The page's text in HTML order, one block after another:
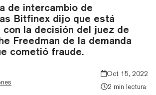
de intercambio de
Bitfinex dijo que está
con la decisión del juez de
Freedman de la demanda
cometió fraude.
Oct 15, 2022
2 min lectura